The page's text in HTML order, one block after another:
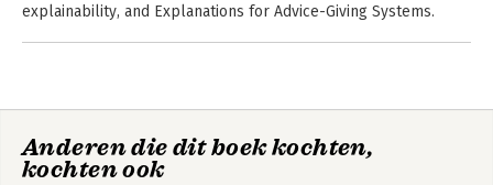
explainability, and Explanations for Advice-Giving Systems.
Anderen die dit boek kochten,
kochten ook